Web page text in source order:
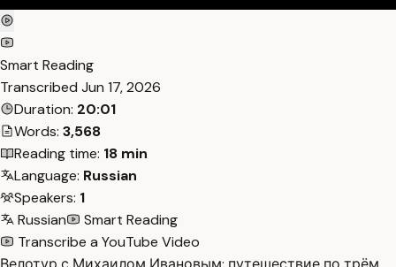
Smart Reading
Transcribed Jun 17, 2026
Duration: 20:01
Words: 3,568
Reading time: 18 min
Language: Russian
Speakers: 1
Russian
Smart Reading
Transcribe a YouTube Video